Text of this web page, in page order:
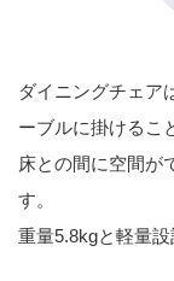
ダイニングチェア
ーブルに掛けるこ
床との間に空間が
す。
重量5.8kgと軽量設